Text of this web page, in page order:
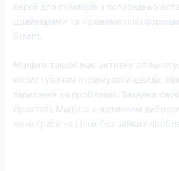
версії для геймерів з попередньо
драйверами та ігровими
Steam.
Manjaro також має активну
користувачам отримувати швидкі
запитання та проблеми. Завдяки
простоті, Manjaro є відмінним
хоче грати на Linux без зайвих